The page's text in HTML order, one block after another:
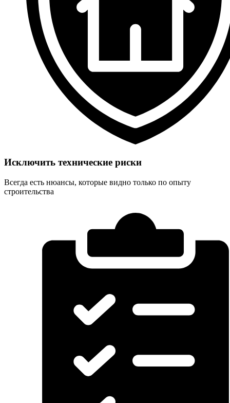
Исключить технические риски
Всегда есть нюансы, которые видно только по опыту
строительства